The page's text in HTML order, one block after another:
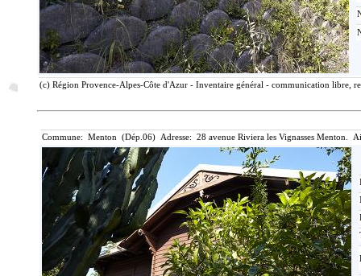
(c) Région Provence-Alpes-Côte d'Azur - Inventaire général - communication libre,
Commune: Menton (Dép.06) Adresse: 28 avenue Riviera les Vignasses Menton.